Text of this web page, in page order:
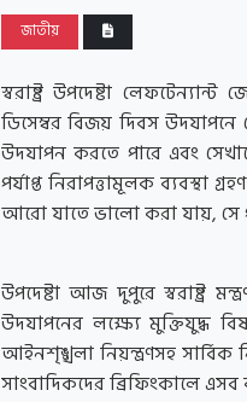
জাতীয়
স্বরাষ্ট্র উপদেষ্টা
ডিসেম্বর বিজয় দিবস উদযাপনে
উদযাপন করতে পারে এবং
পর্যাপ্ত নিরাপত্তামূলক ব্যবস্থা
আরো যাতে ভালো করা যায়, সে
উপদেষ্টা আজ দুপুরে স্বরাষ্ট্র
উদযাপনের লক্ষ্যে মুক্তিযুদ্ধ
আইনশৃঙ্খলা নিয়ন্ত্রণসহ সার্বিক
সাংবাদিকদের ব্রিফিংকালে